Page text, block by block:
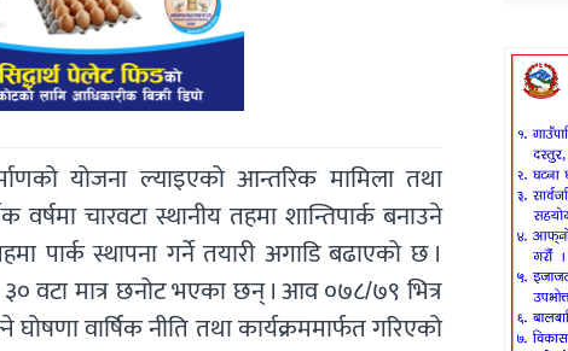
योजना ल्याइएको आन्तरिक मामिला तथा
चारवटा स्थानीय तहमा शान्तिपार्क बनाउने
पार्क स्थापना गर्ने तयारी अगाडि बढाएको छ ।
वटा मात्र छनोट भएका छन् । आव ०७८/७९ भित्र
वार्षिक नीति तथा कार्यक्रममार्फत गरिएको